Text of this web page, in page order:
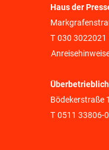
Haus der
T 030 3022021
Bödekerstraße
T 0511 33806-0